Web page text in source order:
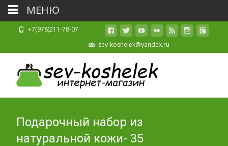
+7(978)211-78-07
sev-koshelek@yandex.ru
Подарочный набор из
натуральной кожи- 35
МЕНЮ